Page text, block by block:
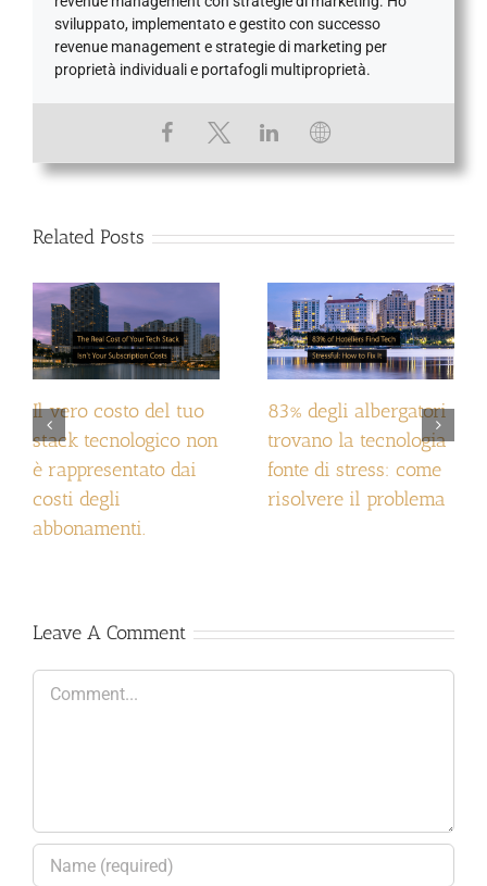
sviluppato, implementato e gestito con successo
revenue management e strategie di marketing per
proprietà individuali e portafogli multiproprietà.
Related Posts
Il vero costo del tuo
stack tecnologico non
è rappresentato dai
costi degli
abbonamenti.
83% degli albergatori
trovano la tecnologia
fonte di stress: come
risolvere il problema
Leave A Comment